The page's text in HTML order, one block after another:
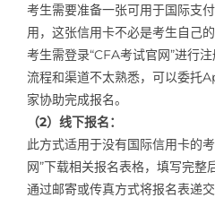
考生需要准备一张可用于国际支
用，这张信用卡不必是考生自己的
考生需登录“CFA考试官网”进行
流程和渠道不太熟悉，可以委托
家协助完成报名。
（2）线下报名：
此方式适用于没有国际信用卡的
网”下载相关报名表格，填写完整
通过邮寄或传真方式将报名表递